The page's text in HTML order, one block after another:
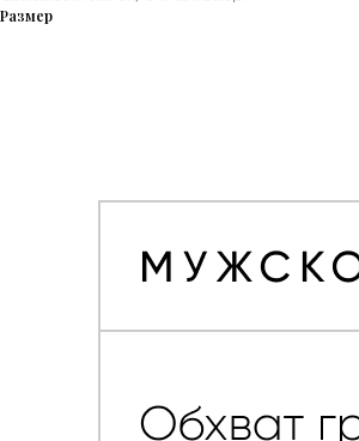
Размер